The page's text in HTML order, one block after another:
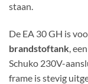
staan.
De EA 30 GH is
brandstoftank, een
Schuko 230V-
frame is stevig